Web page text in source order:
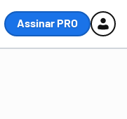
Assinar PRO